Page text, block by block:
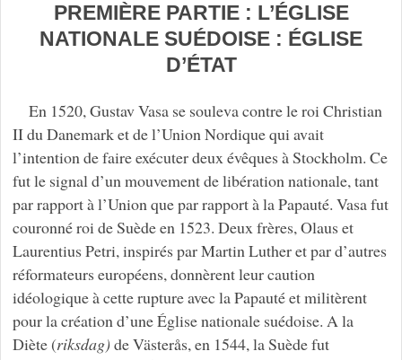
PREMIÈRE PARTIE : L’ÉGLISE
NATIONALE SUÉDOISE : ÉGLISE
D’ÉTAT
En 1520, Gustav Vasa se souleva contre le roi Christian
II du Danemark et de l’Union Nordique qui avait
l’intention de faire exécuter deux évêques à Stockholm. Ce
fut le signal d’un mouvement de libération nationale, tant
par rapport à l’Union que par rapport à la Papauté. Vasa fut
couronné roi de Suède en 1523. Deux frères, Olaus et
Laurentius Petri, inspirés par Martin Luther et par d’autres
réformateurs européens, donnèrent leur caution
idéologique à cette rupture avec la Papauté et militèrent
pour la création d’une Église nationale suédoise. A la
Diète (riksdag)de Västerås, en 1544, la Suède fut